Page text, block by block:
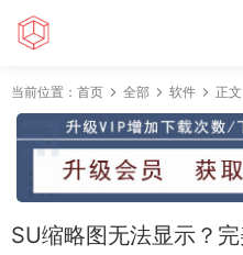
当前位置： 首页 全部 软件 正文
SU缩略图无法显示？